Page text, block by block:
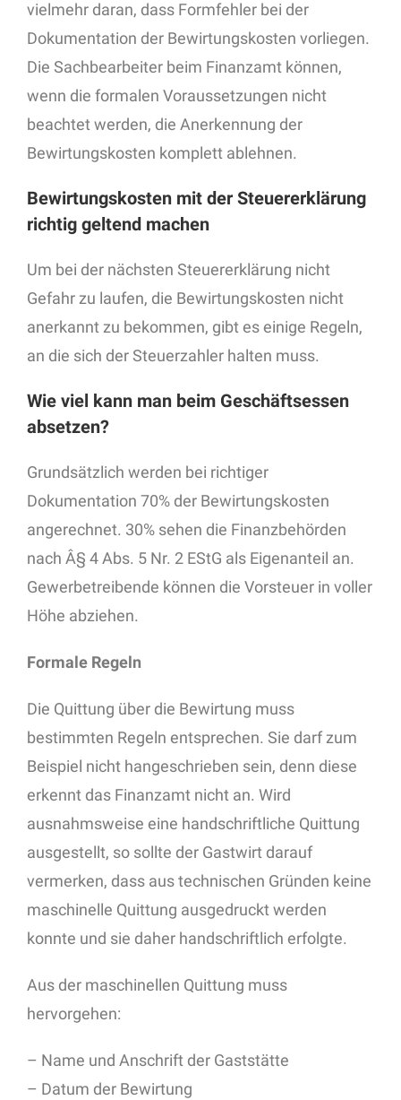
vielmehr daran, dass Formfehler bei der
Dokumentation der Bewirtungskosten vorliegen.
Die Sachbearbeiter beim Finanzamt können,
wenn die formalen Voraussetzungen nicht
beachtet werden, die Anerkennung der
Bewirtungskosten komplett ablehnen.
Bewirtungskosten mit der Steuererklärung
richtig geltend machen
Um bei der nächsten Steuererklärung nicht
Gefahr zu laufen, die Bewirtungskosten nicht
anerkannt zu bekommen, gibt es einige Regeln,
an die sich der Steuerzahler halten muss.
Wie viel kann man beim Geschäftsessen
absetzen?
Grundsätzlich werden bei richtiger
Dokumentation 70% der Bewirtungskosten
angerechnet. 30% sehen die Finanzbehörden
nach Â§ 4 Abs. 5 Nr. 2 EStG als Eigenanteil an.
Gewerbetreibende können die Vorsteuer in voller
Höhe abziehen.
Formale Regeln
Die Quittung über die Bewirtung muss
bestimmten Regeln entsprechen. Sie darf zum
Beispiel nicht hangeschrieben sein, denn diese
erkennt das Finanzamt nicht an. Wird
ausnahmsweise eine handschriftliche Quittung
ausgestellt, so sollte der Gastwirt darauf
vermerken, dass aus technischen Gründen keine
maschinelle Quittung ausgedruckt werden
konnte und sie daher handschriftlich erfolgte.
Aus der maschinellen Quittung muss
hervorgehen:
– Name und Anschrift der Gaststätte
– Datum der Bewirtung